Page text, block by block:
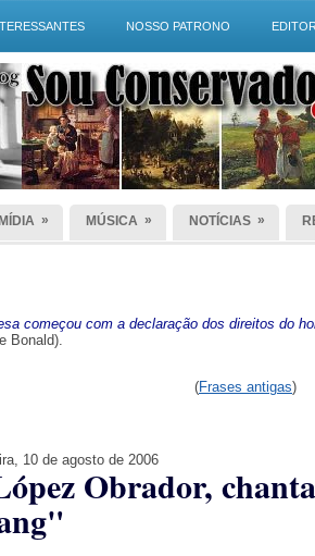
NOSSO PATRONO
» MÚSICA » NOTÍCIAS »
começou com a declaração dos direitos do
Bonald).
(Frases antigas)
10 de agosto de 2006
Obrador,